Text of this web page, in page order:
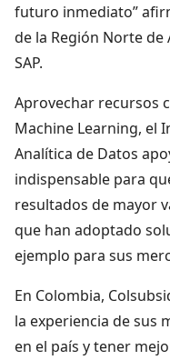
futuro inmediato”
de la Región Norte de
SAP.
Aprovechar recursos
Machine Learning, el
Analítica de Datos
indispensable para
resultados de mayor
que han adoptado
ejemplo para sus
En Colombia,
la experiencia de sus
en el país y tener